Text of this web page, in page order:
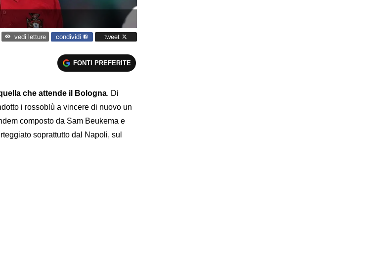
vedi letture condividi tweet
FONTI PREFERITE
che attende il Bologna. Di
i rossoblù a vincere di nuovo un
composto da Sam Beukema e
soprattutto dal Napoli, sul